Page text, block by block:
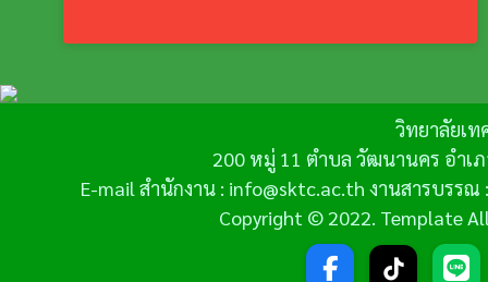
วิทยาลัยเ
200 หมู่ 11 ตำบล วัฒนานคร อำเ
E-mail สำนักงาน : info@sktc.ac.th งานสารบรร
Copyright © 2022. Template